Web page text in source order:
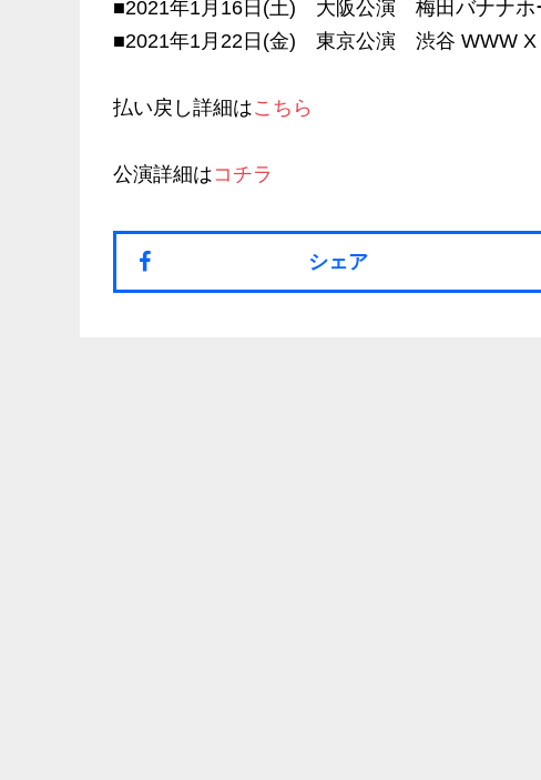
■2021年1月16日(土) 大阪公演 梅田バナナ
■2021年1月22日(金) 東京公演 渋谷 WWW
払い戻し詳細はこちら
公演詳細はコチラ
シェア